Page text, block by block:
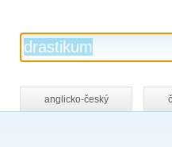
anglicko-český